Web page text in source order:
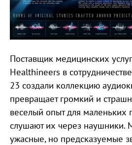
Поставщик медицинских
Healthineers в
23 создали коллекцию
превращает громкий и
веселый опыт для маленьких
слушают их через наушники.
ужасные, но предсказуемые